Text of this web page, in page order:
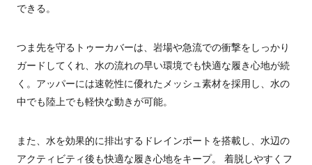
できる。
つま先を守るトゥーカバーは、岩場や急流での衝撃をしっかり
ガードしてくれ、水の流れの早い環境でも快適な履き心地が続
く。アッパーには速乾性に優れたメッシュ素材を採用し、水の
中でも陸上でも軽快な動きが可能。
また、水を効果的に排出するドレインポートを搭載し、水辺の
アクティビティ後も快適な履き心地をキープ。 着脱しやすくフ